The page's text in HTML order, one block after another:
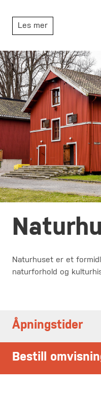
Les mer
Naturhuset er et
naturforhold og
Åpningstider
Bestill